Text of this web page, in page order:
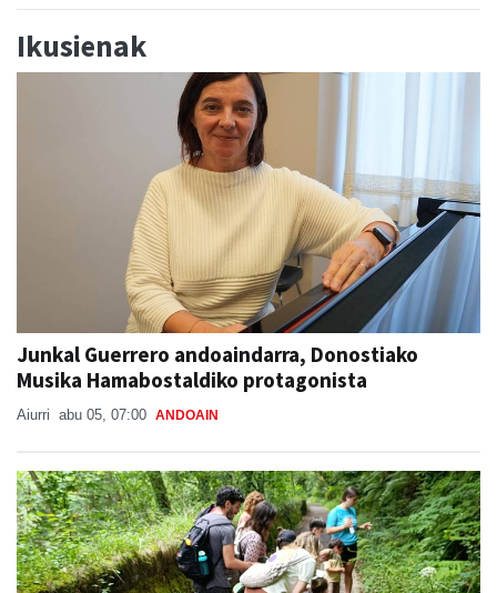
Ikusienak
Junkal Guerrero andoaindarra, Donostiako
Musika Hamabostaldiko protagonista
Aiurri abu 05, 07:00 ANDOAIN